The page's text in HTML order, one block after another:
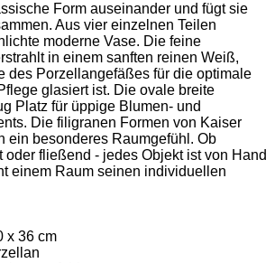
Form auseinander und fügt sie
Aus vier einzelnen Teilen
moderne Vase. Die feine
in einem sanften reinen Weiß,
des Porzellangefäßes für die optimale
glasiert ist. Die ovale breite
Platz für üppige Blumen- und
Die filigranen Formen von Kaiser
ein besonderes Raumgefühl. Ob
oder fließend - jedes Objekt ist von Hand
einem Raum seinen individuellen
x 36 cm